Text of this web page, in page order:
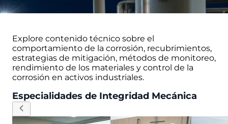
Explore contenido técnico sobre el
comportamiento de la corrosión, recubrimientos,
estrategias de mitigación, métodos de monitoreo,
rendimiento de los materiales y control de la
corrosión en activos industriales.
Especialidades de Integridad Mecánica